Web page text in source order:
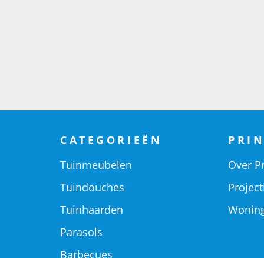
CATEGORIEËN
Tuinmeubelen
Tuindouches
Tuinhaarden
Parasols
Barbecues
Over